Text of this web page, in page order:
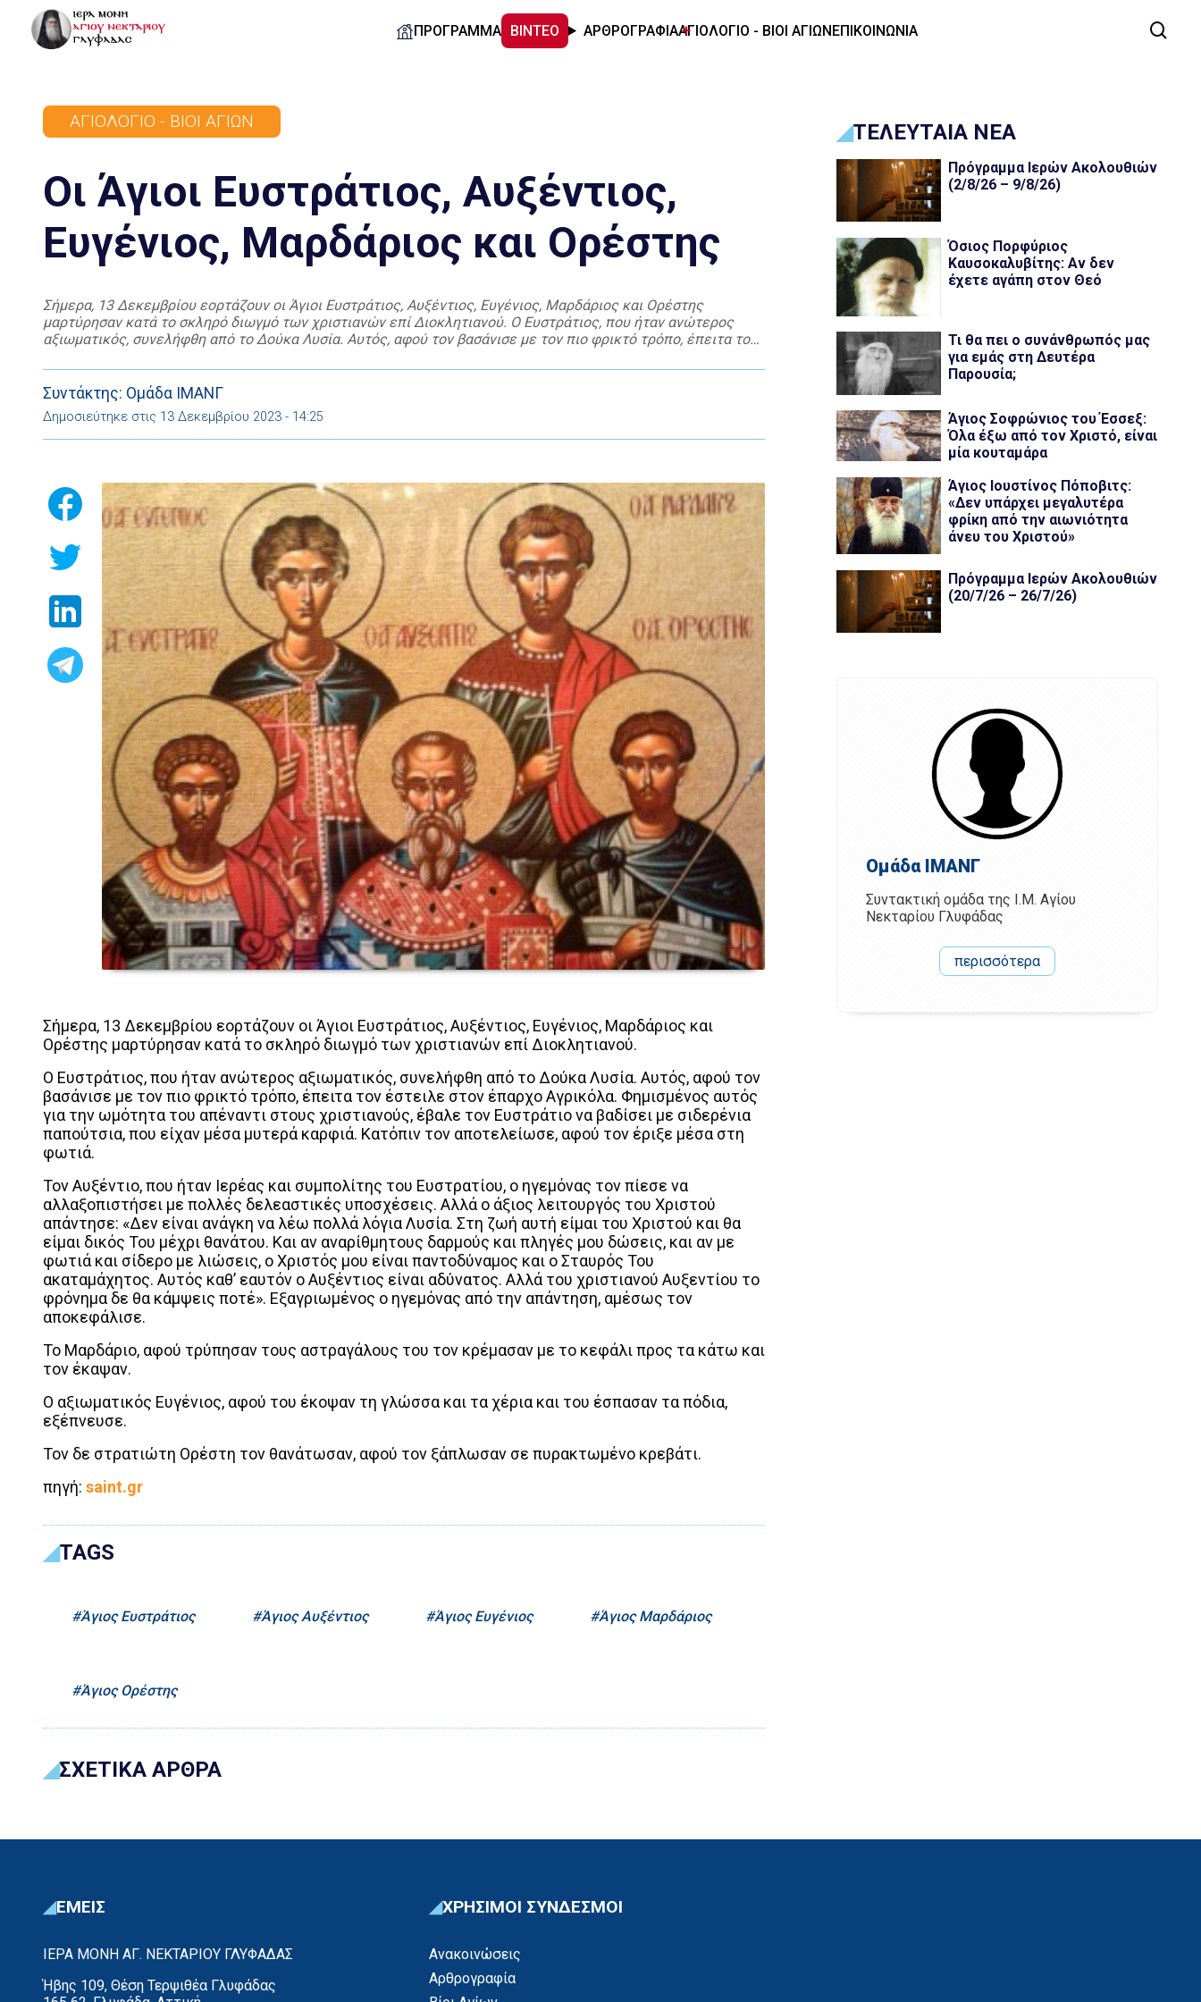
ΠΡΟΓΡΑΜΜΑ ΒΙΝΤΕΟ ΑΡΘΡΟΓΡΑΦΙΑΑΓΙΟΛΟΓΙΟ - ΒΙΟΙ ΑΓΙΩΝΕΠΙΚΟΙΝΩΝΙΑ
ΑΓΙΟΛΌΓΙΟ - ΒΊΟΙ ΑΓΊΩΝ
Οι Άγιοι Ευστράτιος, Αυξέντιος,
Ευγένιος, Μαρδάριος και Ορέστης
Σήμερα, 13 Δεκεμβρίου εορτάζουν οι Άγιοι Ευστράτιος, Αυξέντιος, Ευγένιος, Μαρδάριος και Ορέστης
μαρτύρησαν κατά το σκληρό διωγμό των χριστιανών επί Διοκλητιανού. Ο Ευστράτιος, που ήταν ανώτερος
αξιωματικός, συνελήφθη από το Δούκα Λυσία. Αυτός, αφού τον βασάνισε με τον πιο φρικτό τρόπο, έπειτα τον
Συντάκτης: Ομάδα ΙΜΑΝΓ
Δημοσιεύτηκε στις 13 Δεκεμβρίου 2023 - 14:25
Σήμερα, 13 Δεκεμβρίου εορτάζουν οι Άγιοι Ευστράτιος, Αυξέντιος, Ευγένιος, Μαρδάριος και
Ορέστης μαρτύρησαν κατά το σκληρό διωγμό των χριστιανών επί Διοκλητιανού.
Ο Ευστράτιος, που ήταν ανώτερος αξιωματικός, συνελήφθη από το Δούκα Λυσία. Αυτός, αφού τον
βασάνισε με τον πιο φρικτό τρόπο, έπειτα τον έστειλε στον έπαρχο Αγρικόλα. Φημισμένος αυτός
για την ωμότητα του απέναντι στους χριστιανούς, έβαλε τον Ευστράτιο να βαδίσει με σιδερένια
παπούτσια, που είχαν μέσα μυτερά καρφιά. Κατόπιν τον αποτελείωσε, αφού τον έριξε μέσα στη
φωτιά.
Τον Αυξέντιο, που ήταν Ιερέας και συμπολίτης του Ευστρατίου, ο ηγεμόνας τον πίεσε να
αλλαξοπιστήσει με πολλές δελεαστικές υποσχέσεις. Αλλά ο άξιος λειτουργός του Χριστού
απάντησε: «Δεν είναι ανάγκη να λέω πολλά λόγια Λυσία. Στη ζωή αυτή είμαι του Χριστού και θα
είμαι δικός Του μέχρι θανάτου. Και αν αναρίθμητους δαρμούς και πληγές μου δώσεις, και αν με
φωτιά και σίδερο με λιώσεις, ο Χριστός μου είναι παντοδύναμος και ο Σταυρός Του
ακαταμάχητος. Αυτός καθ’ εαυτόν ο Αυξέντιος είναι αδύνατος. Αλλά του χριστιανού Αυξεντίου το
φρόνημα δε θα κάμψεις ποτέ». Εξαγριωμένος ο ηγεμόνας από την απάντηση, αμέσως τον
αποκεφάλισε.
Το Μαρδάριο, αφού τρύπησαν τους αστραγάλους του τον κρέμασαν με το κεφάλι προς τα κάτω και
τον έκαψαν.
Ο αξιωματικός Ευγένιος, αφού του έκοψαν τη γλώσσα και τα χέρια και του έσπασαν τα πόδια,
εξέπνευσε.
Τον δε στρατιώτη Ορέστη τον θανάτωσαν, αφού τον ξάπλωσαν σε πυρακτωμένο κρεβάτι.
πηγή: saint.gr
TAGS
Άγιος Ευστράτιος Άγιος Αυξέντιος Άγιος Ευγένιος Άγιος Μαρδάριος
Άγιος Ορέστης
ΣΧΕΤΙΚΑ ΑΡΘΡΑ
ΤΕΛΕΥΤΑΙΑ ΝΕΑ
Πρόγραμμα Ιερών Ακολουθιών
(2/8/26 – 9/8/26)
Όσιος Πορφύριος
Καυσοκαλυβίτης: Αν δεν
έχετε αγάπη στον Θεό
Τι θα πει ο συνάνθρωπός μας
για εμάς στη Δευτέρα
Παρουσία;
Άγιος Σοφρώνιος του Έσσεξ:
Όλα έξω από τον Χριστό, είναι
μία κουταμάρα
Άγιος Ιουστίνος Πόποβιτς:
«Δεν υπάρχει μεγαλυτέρα
φρίκη από την αιωνιότητα
άνευ του Χριστού»
Πρόγραμμα Ιερών Ακολουθιών
(20/7/26 – 26/7/26)
Ομάδα ΙΜΑΝΓ
Συντακτική ομάδα της Ι.Μ. Αγίου
Νεκταρίου Γλυφάδας
περισσότερα
ΕΜΕΙΣ
ΙΕΡΑ ΜΟΝΗ ΑΓ. ΝΕΚΤΑΡΙΟΥ ΓΛΥΦΑΔΑΣ
Ήβης 109, Θέση Τερψιθέα Γλυφάδας
ΧΡΗΣΙΜΟΙ ΣΥΝΔΕΣΜΟΙ
Ανακοινώσεις
Αρθρογραφία